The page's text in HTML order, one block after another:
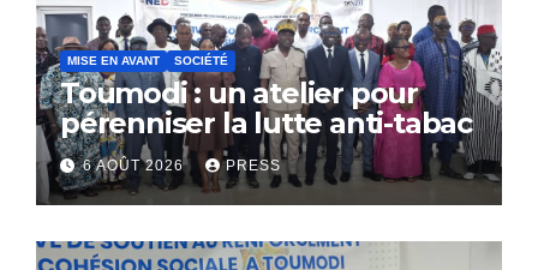
MISE EN AVANT SOCIÉTÉ
Toumodi : un atelier pour
pérenniser la lutte anti-tabac
6 AOÛT 2026 PRESS